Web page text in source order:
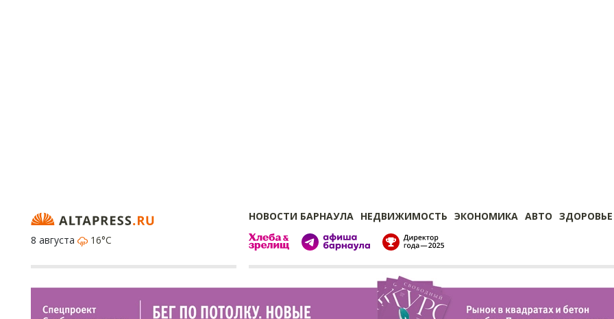
НОВОСТИ БАРНАУЛА НЕДВИЖИМОСТЬ ЭКОНОМИКА АВТО ЗДОРОВЬЕ
8 августа
16°C